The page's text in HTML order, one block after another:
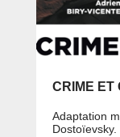
CRIME ET
Adaptation
Dostoïevsky.